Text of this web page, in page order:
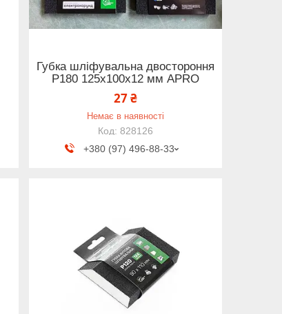
Губка шліфувальна двостороння
Р180 125х100х12 мм APRO
27 ₴
Немає в наявності
828126
+380 (97) 496-88-33